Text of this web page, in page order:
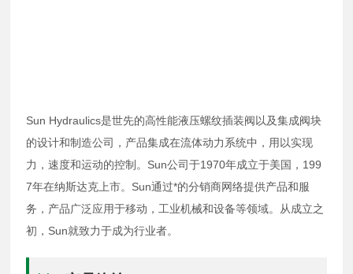
Sun Hydraulics是世先的高性能液压螺纹插装阀以及集成阀块
的设计和制造公司，产品集成在流体动力系统中，用以实现
力，速度和运动的控制。Sun公司于1970年成立于美国，199
7年在纳斯达克上市。Sun通过*的分销商网络提供产品和服
务，产品广泛应用于移动，工业机械和设备等领域。从成立之
初，Sun就致力于成为行业者。